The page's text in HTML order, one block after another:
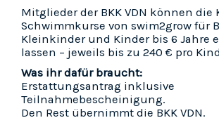
Mitglieder der BKK VDN können die
Schwimmkurse von swim2grow für
Kleinkinder und Kinder bis 6 Jahre
lassen – jeweils bis zu 240 € pro
Was ihr dafür braucht:
Erstattungsantrag inklusive
Teilnahmebescheinigung.
Den Rest übernimmt die BKK VDN.